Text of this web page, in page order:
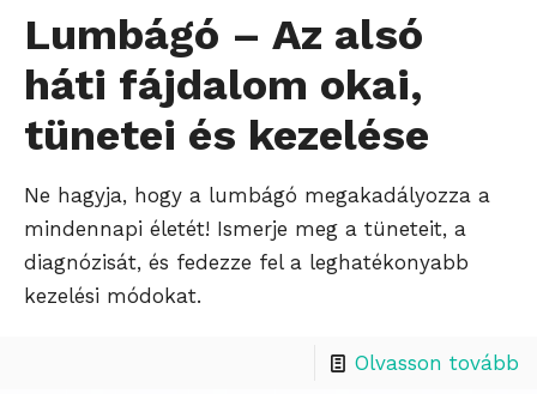
Lumbágó – Az alsó
háti fájdalom okai,
tünetei és kezelése
Ne hagyja, hogy a lumbágó megakadályozza a
mindennapi életét! Ismerje meg a tüneteit, a
diagnózisát, és fedezze fel a leghatékonyabb
kezelési módokat.
Olvasson tovább